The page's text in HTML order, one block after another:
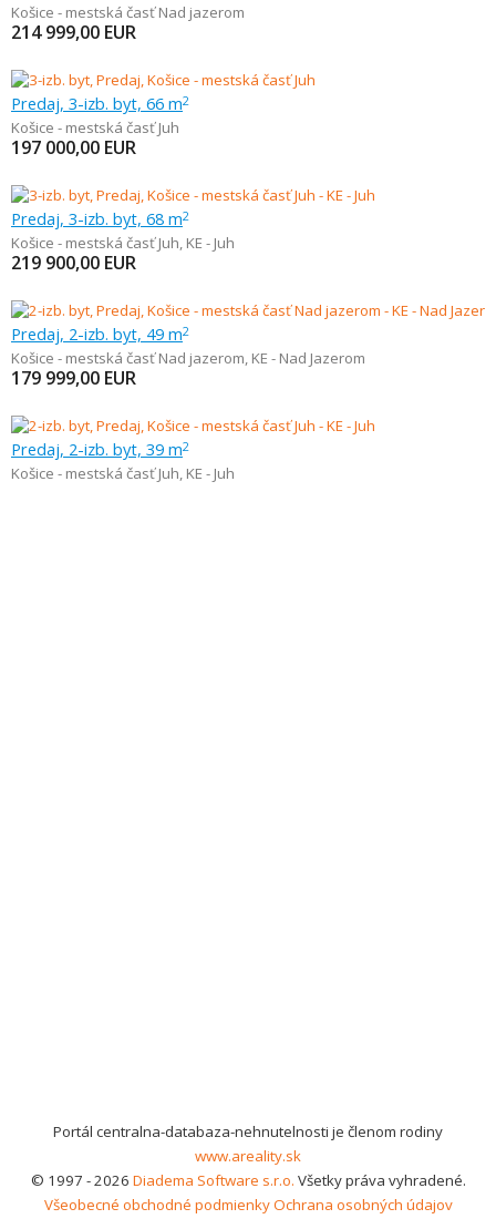
Košice - mestská časť Nad jazerom
214 999,00 EUR
Predaj, 3-izb. byt, 66 m2
Košice - mestská časť Juh
197 000,00 EUR
Predaj, 3-izb. byt, 68 m2
Košice - mestská časť Juh, KE - Juh
219 900,00 EUR
Predaj, 2-izb. byt, 49 m2
Košice - mestská časť Nad jazerom, KE - Nad Jazerom
179 999,00 EUR
Predaj, 2-izb. byt, 39 m2
Košice - mestská časť Juh, KE - Juh
Portál centralna-databaza-nehnutelnosti je členom rodiny
www.areality.sk
© 1997 - 2026 Diadema Software s.r.o. Všetky práva vyhradené.
Všeobecné obchodné podmienkyOchrana osobných údajov